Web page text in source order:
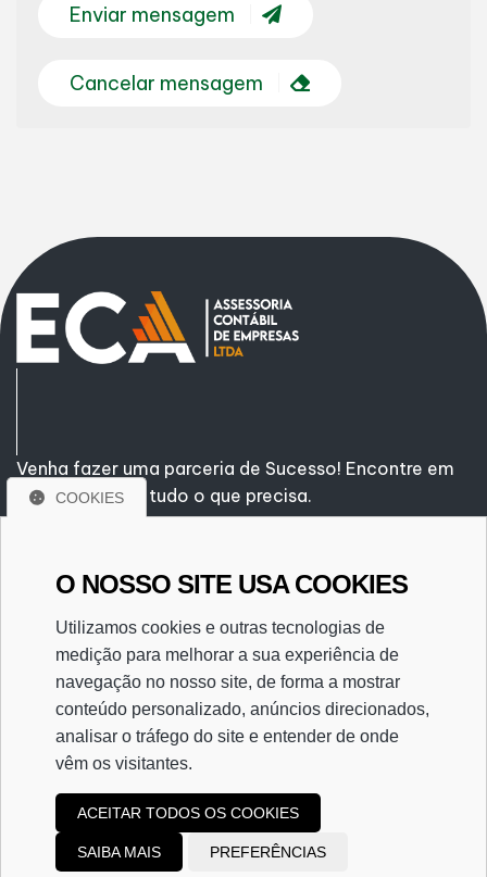
Enviar mensagem
Cancelar mensagem
Venha fazer uma parceria de Sucesso! Encontre em
nossa empresa tudo o que precisa.
Centro - Poços de Caldas/MG
CEP. 37701-012
(35) 3722-2177
(35) 99670-3179
contato@ecaassessoria.com.br
COOKIES
O NOSSO SITE USA COOKIES
Utilizamos cookies e outras tecnologias de
medição para melhorar a sua experiência de
navegação no nosso site, de forma a mostrar
conteúdo personalizado, anúncios direcionados,
analisar o tráfego do site e entender de onde
vêm os visitantes.
ACEITAR TODOS OS COOKIES
SAIBA MAIS PREFERÊNCIAS